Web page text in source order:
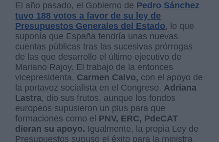
El año pasado, el Gobierno de Pedro Sánchez
tuvo 188 votos a favor de su ley de
Presupuestos Generales del Estado, lo que
suponía que España tendría unas nuevas
cuentas públicas tras las sucesivas prórrogas
de las que desarrollo el último ejecutivo de
Mariano Rajoy. El trabajo de la entonces
vicepresidenta, Carmen Calvo, con el apoyo de
la portavoz socialista en el Congreso, Adriana
Lastra, dio sus frutos, aunque los fondos
europeos supusieron un plus para que
formaciones como el PNV, ERC, PdeCAT
dieran su apoyo. Igualmente, la propia Ley de
Presupuestos supuso el éxito para la ministra